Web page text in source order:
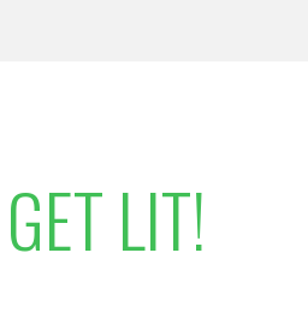
LIT!